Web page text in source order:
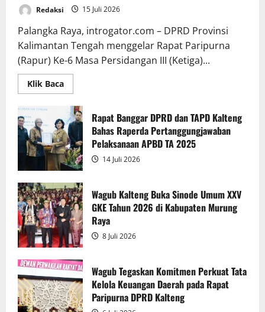
Redaksi 15 Juli 2026
Palangka Raya, introgator.com – DPRD Provinsi
Kalimantan Tengah menggelar Rapat Paripurna
(Rapur) Ke-6 Masa Persidangan III (Ketiga)...
Klik BacaRead
more
Rapur
Penyampaian
Pendapat
Akhir
Gubernur
atas
Persetujuan
Bersama
Raperda
Pertanggungjawaban
Pelaksanaan
APBD
2025
Rapat Banggar DPRD dan TAPD Kalteng
Bahas Raperda Pertanggungjawaban
Pelaksanaan APBD TA 2025
14 Juli 2026
Wagub Kalteng Buka Sinode Umum XXV
GKE Tahun 2026 di Kabupaten Murung
Raya
8 Juli 2026
Wagub Tegaskan Komitmen Perkuat Tata
Kelola Keuangan Daerah pada Rapat
Paripurna DPRD Kalteng